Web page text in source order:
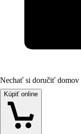
Nechať si doručiť domov
Kúpiť online